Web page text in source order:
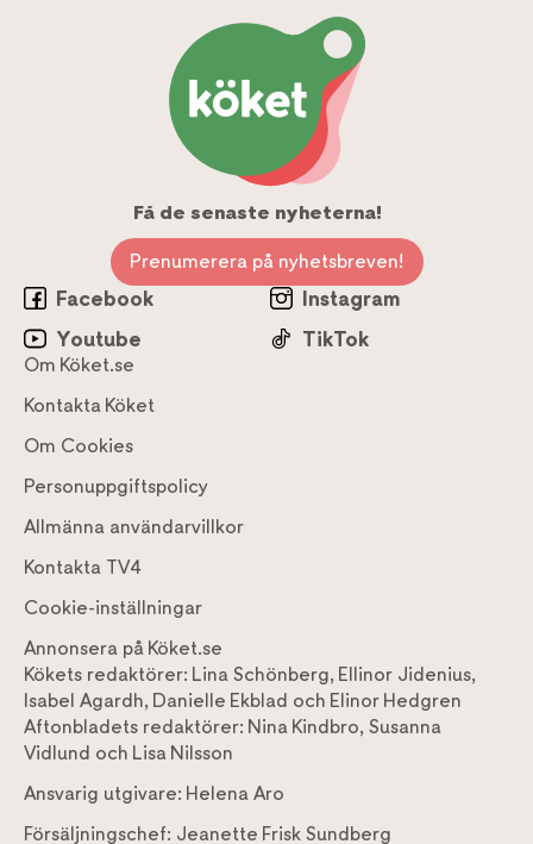
Få de senaste nyheterna!
Prenumerera på nyhetsbreven!
Facebook
Instagram
Youtube
TikTok
Om Köket.se
Kontakta Köket
Om Cookies
Personuppgiftspolicy
Allmänna användarvillkor
Kontakta TV4
Cookie-inställningar
Annonsera på Köket.se
Kökets redaktörer: Lina Schönberg, Ellinor Jidenius,
Isabel Agardh, Danielle Ekblad och Elinor Hedgren
Aftonbladets redaktörer: Nina Kindbro, Susanna
Vidlund och Lisa Nilsson
Ansvarig utgivare: Helena Aro
Försäljningschef: Jeanette Frisk Sundberg